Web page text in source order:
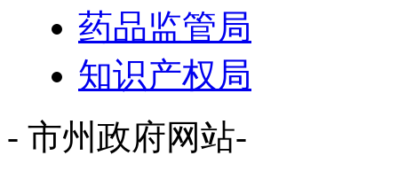
药品监管局
知识产权局
- 市州政府网站-